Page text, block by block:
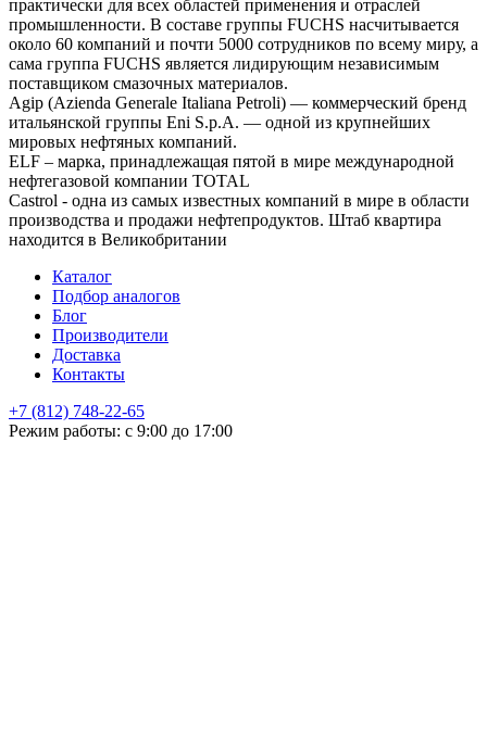
практически для всех областей применения и отраслей
промышленности. В составе группы FUCHS насчитывается
около 60 компаний и почти 5000 сотрудников по всему миру, а
сама группа FUCHS является лидирующим независимым
поставщиком смазочных материалов.
Agip (Azienda Generale Italiana Petroli) — коммерческий бренд
итальянской группы Eni S.p.A. — одной из крупнейших
мировых нефтяных компаний.
ELF – марка, принадлежащая пятой в мире международной
нефтегазовой компании TOTAL
Castrol - одна из самых известных компаний в мире в области
производства и продажи нефтепродуктов. Штаб квартира
находится в Великобритании
Каталог
Подбор аналогов
Блог
Производители
Доставка
Контакты
+7 (812) 748-22-65
Режим работы: с 9:00 до 17:00
НЕ НАШЛИ ЧТО ИСКАЛИ